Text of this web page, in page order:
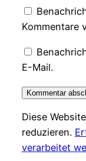
Kommentare
E-Mail.
Diese
reduzieren.
verarbeitet